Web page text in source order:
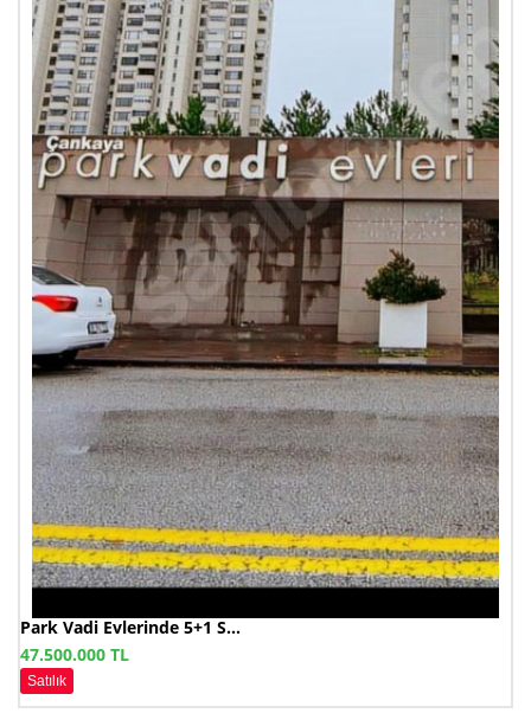
Park Vadi Evlerinde 5+1 S...
47.500.000 TL
Satılık